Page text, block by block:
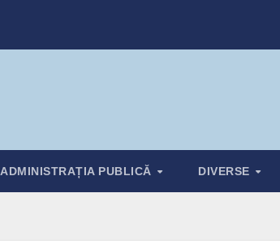
ADMINISTRAȚIA PUBLICĂ DIVERSE